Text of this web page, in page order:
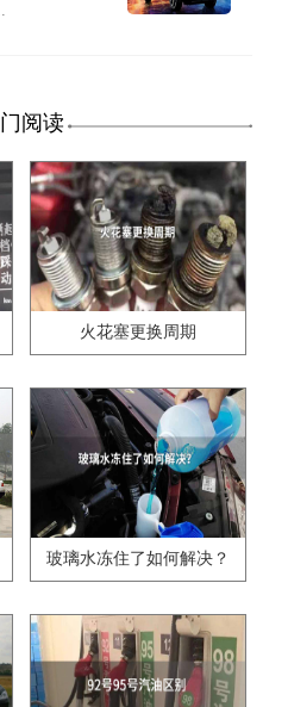
阅读
火花塞更换周期
玻璃水冻住了如何解决？